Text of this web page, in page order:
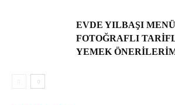
EVDE YILBAŞI
FOTOĞRAFLI
YEMEK